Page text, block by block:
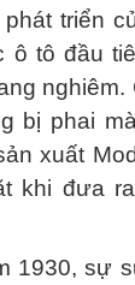
triển
ô tô đầu
bị phai
xuất
khi đưa
1930, sự